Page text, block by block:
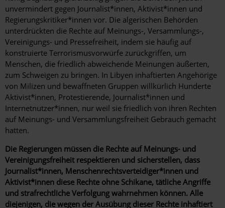
unvermindert gegen Journalist*innen, Aktivist*innen und
Regierungskritiker*innen vor. Die algerischen Behörden
unterdrückten die Rechte auf Meinungs-, Versammlungs-,
Vereinigungs- und Pressefreiheit, indem sie häufig auf
konstruierte Terrorismusvorwürfe zurückgriffen, um
Menschen, die friedlich abweichende Meinungen äußerten,
zum Schweigen zu bringen. In Libyen inhaftierten Angehörige
von Milizen und bewaffneten Gruppen willkürlich Hunderte
Aktivist*innen, Protestierende, Journalist*innen und
Internetnutzer*innen, nur weil sie friedlich von ihren Rechten
auf Meinungs- und Versammlungsfreiheit Gebrauch gemacht
hatten.
Die Regierungen müssen die Rechte auf Meinungs- und
Vereinigungsfreiheit respektieren und sicherstellen, dass
Journalist*innen, Menschenrechtsverteidiger*innen und
Aktivist*innen diese Rechte ohne Schikane, tätliche Angriffe
und strafrechtliche Verfolgung wahrnehmen können. Alle
diejenigen, die wegen der Ausübung dieser Rechte inhaftiert